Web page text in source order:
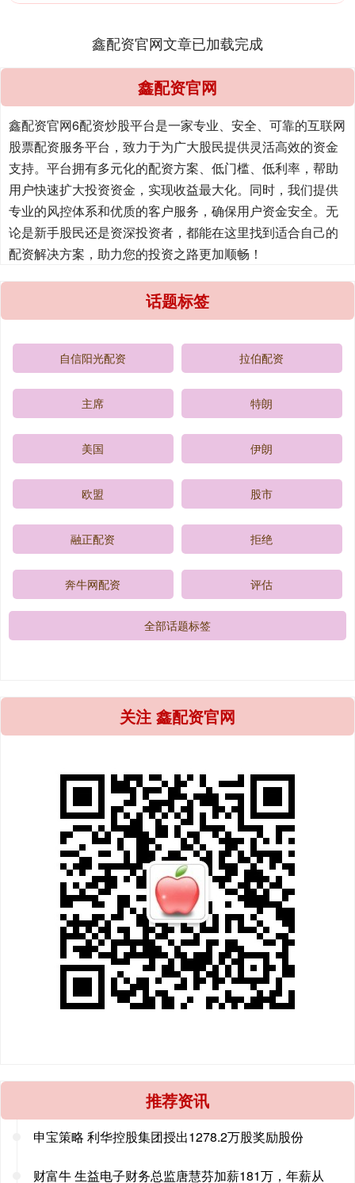
鑫配资官网文章已加载完成
鑫配资官网
鑫配资官网6配资炒股平台是一家专业、安全、可靠的互联网
股票配资服务平台，致力于为广大股民提供灵活高效的资金
支持。平台拥有多元化的配资方案、低门槛、低利率，帮助
用户快速扩大投资资金，实现收益最大化。同时，我们提供
专业的风控体系和优质的客户服务，确保用户资金安全。无
论是新手股民还是资深投资者，都能在这里找到适合自己的
配资解决方案，助力您的投资之路更加顺畅！
话题标签
自信阳光配资 拉伯配资
主席 特朗
美国 伊朗
欧盟 股市
融正配资 拒绝
奔牛网配资 评估
全部话题标签
关注 鑫配资官网
推荐资讯
申宝策略 利华控股集团授出1278.2万股奖励股份
财富牛 生益电子财务总监唐慧芬加薪181万，年薪从